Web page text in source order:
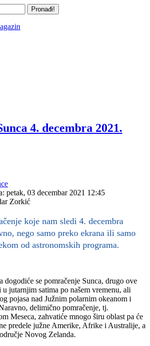
Pronađi!
4. decembra 2021.
petak, 03 decembar 2021 12:45
Zorkić
koje nam sledi 4. decembra
nego samo preko ekrana ili samo
od astronomskih programa.
dogodiće se pomračenje Sunca, drugo ove
jutarnjim satima po našem vremenu, ali
pojasa nad Južnim polarnim okeanom i
delimično pomračenje, tj.
Meseca, zahvatiće mnogo širu oblast pa će
predele južne Amerike, Afrike i Australije, a
Novog Zelanda.